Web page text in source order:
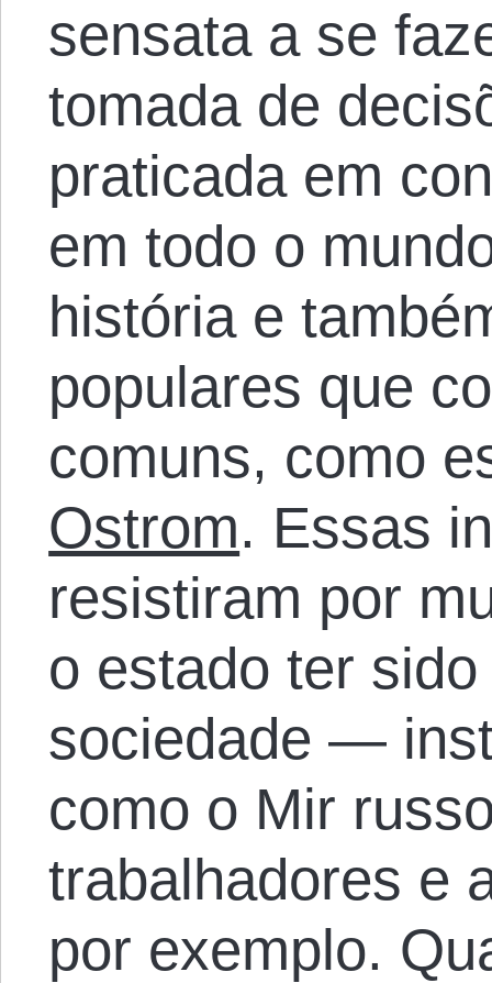
sensata a se
tomada de
praticada em
em todo o
história e
populares que
comuns, como
Ostrom. Essas
resistiram por
o estado ter
sociedade —
como o Mir
trabalhadores e
por exemplo.